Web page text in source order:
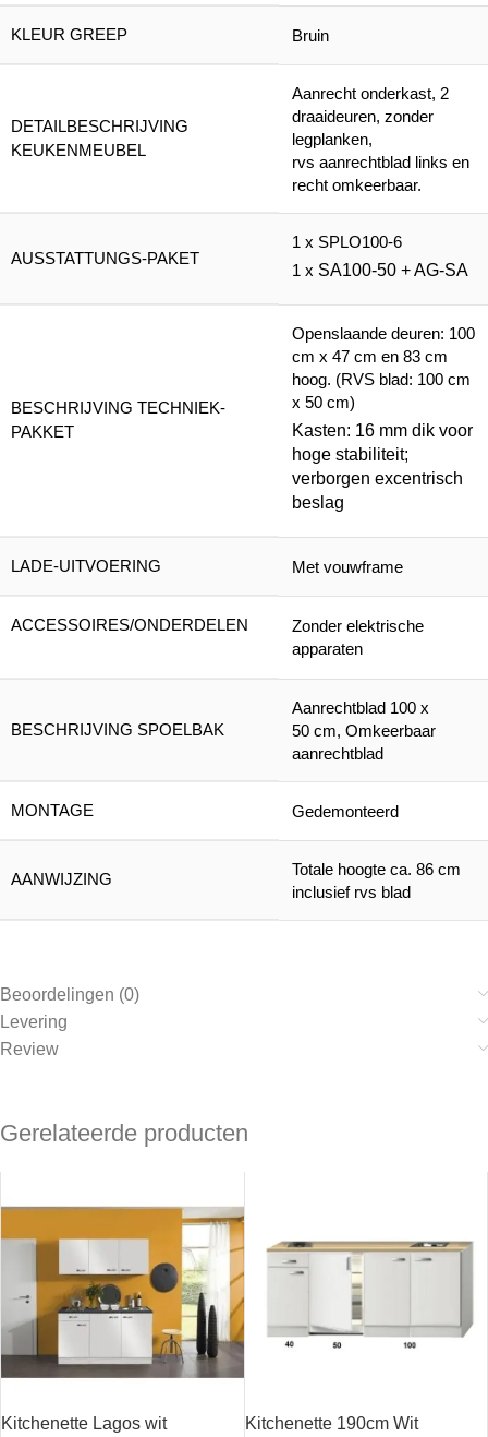
KLEUR GREEP Bruin
DETAILBESCHRIJVING
KEUKENMEUBEL
Aanrecht onderkast, 2
draaideuren, zonder
legplanken,
rvs aanrechtblad links en
recht omkeerbaar.
AUSSTATTUNGS-PAKET
1 x SPLO100-6
1 x SA100-50 + AG-SA
BESCHRIJVING TECHNIEK-
PAKKET
Openslaande deuren: 100
cm x 47 cm en 83 cm
hoog. (RVS blad: 100 cm
x 50 cm)
Kasten: 16 mm dik voor
hoge stabiliteit;
verborgen excentrisch
beslag
LADE-UITVOERING Met vouwframe
ACCESSOIRES/ONDERDELEN
Zonder elektrische
apparaten
BESCHRIJVING SPOELBAK
Aanrechtblad 100 x
50 cm, Omkeerbaar
aanrechtblad
MONTAGE Gedemonteerd
AANWIJZING
Totale hoogte ca. 86 cm
inclusief rvs blad
Beoordelingen (0)
Levering
Review
Gerelateerde producten
Kitchenette Lagos wit
Kitchenette 190cm Wit